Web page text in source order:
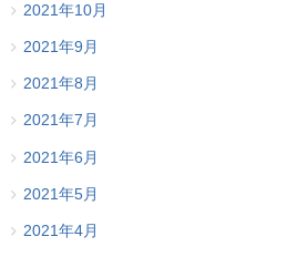
2021年10月
2021年9月
2021年8月
2021年7月
2021年6月
2021年5月
2021年4月